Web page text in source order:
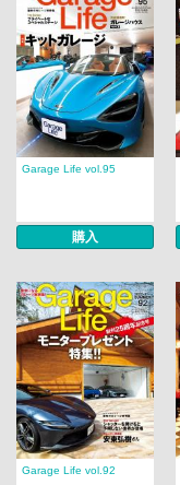
Garage Life vol.95
購入
Garage Life vol.92